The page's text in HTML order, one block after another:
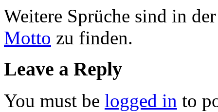
Weitere Sprüche sind in
Motto zu finden.
Leave a Reply
You must be logged in to